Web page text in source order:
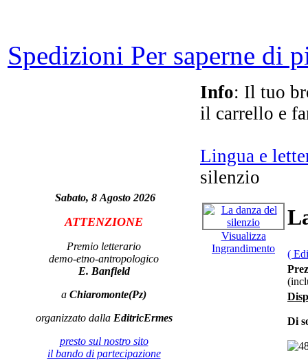
Spedizioni Per saperne di
Sabato, 8 Agosto 2026
ATTENZIONE
Premio letterario
demo-etno-antropologico
E. Banfield
a Chiaromonte(Pz)
organizzato dalla EditricErmes
presto sul nostro sito
il bando di partecipazione
Info: Il tuo
il carrello e
Lingua e
silenzio
Visualizza
Ingrandimento
(
Di